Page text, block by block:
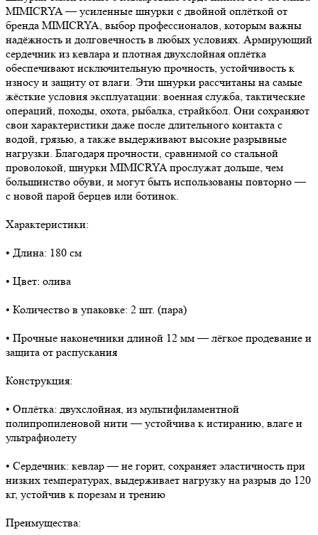
MIMICRYA — усиленные шнурки с двойной оплёткой от
бренда MIMICRYA, выбор профессионалов, которым важны
надёжность и долговечность в любых условиях. Армирующий
сердечник из кевлара и плотная двухслойная оплётка
обеспечивают исключительную прочность, устойчивость к
износу и защиту от влаги. Эти шнурки рассчитаны на самые
жёсткие условия эксплуатации: военная служба, тактические
операций, походы, охота, рыбалка, страйкбол. Они сохраняют
свои характеристики даже после длительного контакта с
водой, грязью, а также выдерживают высокие разрывные
нагрузки. Благодаря прочности, сравнимой со стальной
проволокой, шнурки MIMICRYA прослужат дольше, чем
большинство обуви, и могут быть использованы повторно —
с новой парой берцев или ботинок.
Характеристики:
• Длина: 180 см
• Цвет: олива
• Количество в упаковке: 2 шт. (пара)
• Прочные наконечники длиной 12 мм — лёгкое продевание и
защита от распускания
Конструкция:
• Оплётка: двухслойная, из мультифиламентной
полипропиленовой нити — устойчива к истиранию, влаге и
ультрафиолету
• Сердечник: кевлар — не горит, сохраняет эластичность при
низких температурах, выдерживает нагрузку на разрыв до 120
кг, устойчив к порезам и трению
Преимущества: